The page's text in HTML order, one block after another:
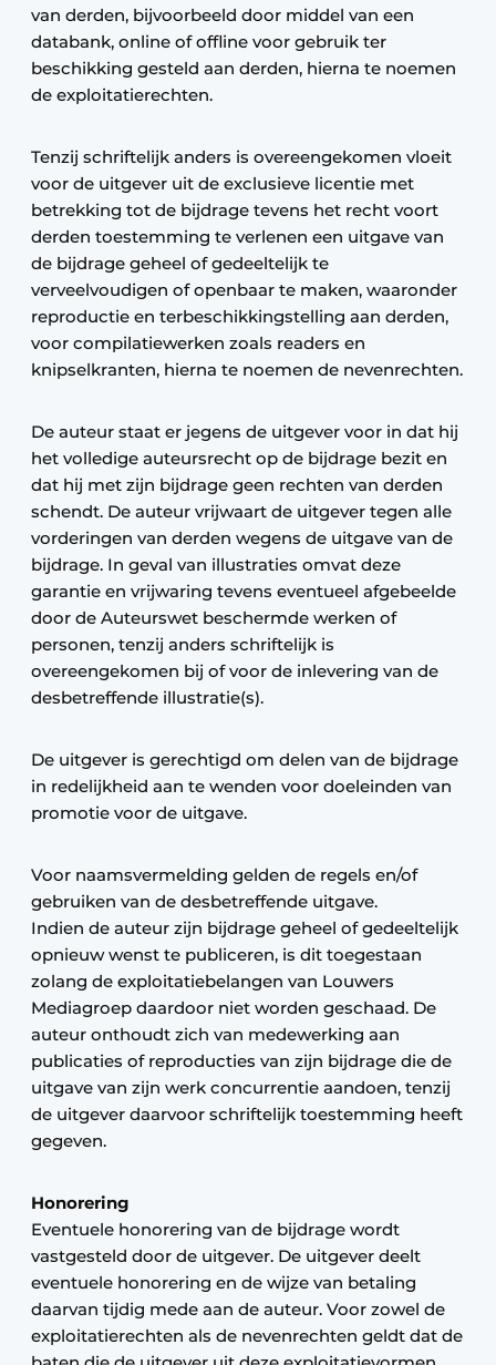
van derden, bijvoorbeeld door middel van een
databank, online of offline voor gebruik ter
beschikking gesteld aan derden, hierna te noemen
de exploitatierechten.
Tenzij schriftelijk anders is overeengekomen vloeit
voor de uitgever uit de exclusieve licentie met
betrekking tot de bijdrage tevens het recht voort
derden toestemming te verlenen een uitgave van
de bijdrage geheel of gedeeltelijk te
verveelvoudigen of openbaar te maken, waaronder
reproductie en terbeschikkingstelling aan derden,
voor compilatiewerken zoals readers en
knipselkranten, hierna te noemen de nevenrechten.
De auteur staat er jegens de uitgever voor in dat hij
het volledige auteursrecht op de bijdrage bezit en
dat hij met zijn bijdrage geen rechten van derden
schendt. De auteur vrijwaart de uitgever tegen alle
vorderingen van derden wegens de uitgave van de
bijdrage. In geval van illustraties omvat deze
garantie en vrijwaring tevens eventueel afgebeelde
door de Auteurswet beschermde werken of
personen, tenzij anders schriftelijk is
overeengekomen bij of voor de inlevering van de
desbetreffende illustratie(s).
De uitgever is gerechtigd om delen van de bijdrage
in redelijkheid aan te wenden voor doeleinden van
promotie voor de uitgave.
Voor naamsvermelding gelden de regels en/of
gebruiken van de desbetreffende uitgave.
Indien de auteur zijn bijdrage geheel of gedeeltelijk
opnieuw wenst te publiceren, is dit toegestaan
zolang de exploitatiebelangen van Louwers
Mediagroep daardoor niet worden geschaad. De
auteur onthoudt zich van medewerking aan
publicaties of reproducties van zijn bijdrage die de
uitgave van zijn werk concurrentie aandoen, tenzij
de uitgever daarvoor schriftelijk toestemming heeft
gegeven.
Honorering
Eventuele honorering van de bijdrage wordt
vastgesteld door de uitgever. De uitgever deelt
eventuele honorering en de wijze van betaling
daarvan tijdig mede aan de auteur. Voor zowel de
exploitatierechten als de nevenrechten geldt dat de